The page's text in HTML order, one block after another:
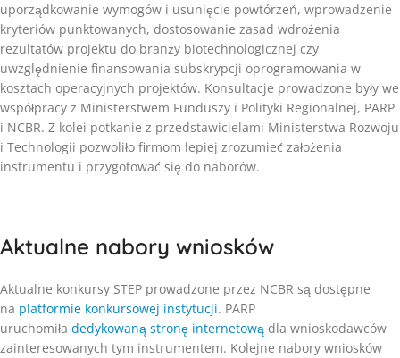
uporządkowanie wymogów i usunięcie powtórzeń, wprowadzenie
kryteriów punktowanych, dostosowanie zasad wdrożenia
rezultatów projektu do branży biotechnologicznej czy
uwzględnienie finansowania subskrypcji oprogramowania w
kosztach operacyjnych projektów. Konsultacje prowadzone były we
współpracy z Ministerstwem Funduszy i Polityki Regionalnej, PARP
i NCBR. Z kolei potkanie z przedstawicielami Ministerstwa Rozwoju
i Technologii pozwoliło firmom lepiej zrozumieć założenia
instrumentu i przygotować się do naborów.
Aktualne nabory wniosków
Aktualne konkursy STEP prowadzone przez NCBR są dostępne
na platformie konkursowej instytucji. PARP
uruchomiła dedykowaną stronę internetową dla wnioskodawców
zainteresowanych tym instrumentem. Kolejne nabory wniosków